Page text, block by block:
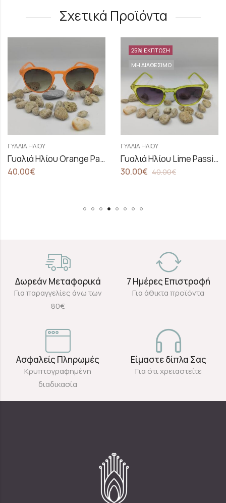
Σχετικά Προϊόντα
Γυαλιά Ηλίου Orange Passion
ΜΗ ΔΙΑΘΕΣΙΜΟ
Γυαλιά Ηλίου Lime Passion
40.00€
Δωρεάν Μεταφορικά
Για παραγγελίες άνω των
80€
7 Ημέρες Επιστροφή
Για άθικτα προϊόντα
Ασφαλείς Πληρωμές
Κρυπτογραφημένη
διαδικασία
Είμαστε δίπλα Σας
Για ότι χρειαστείτε